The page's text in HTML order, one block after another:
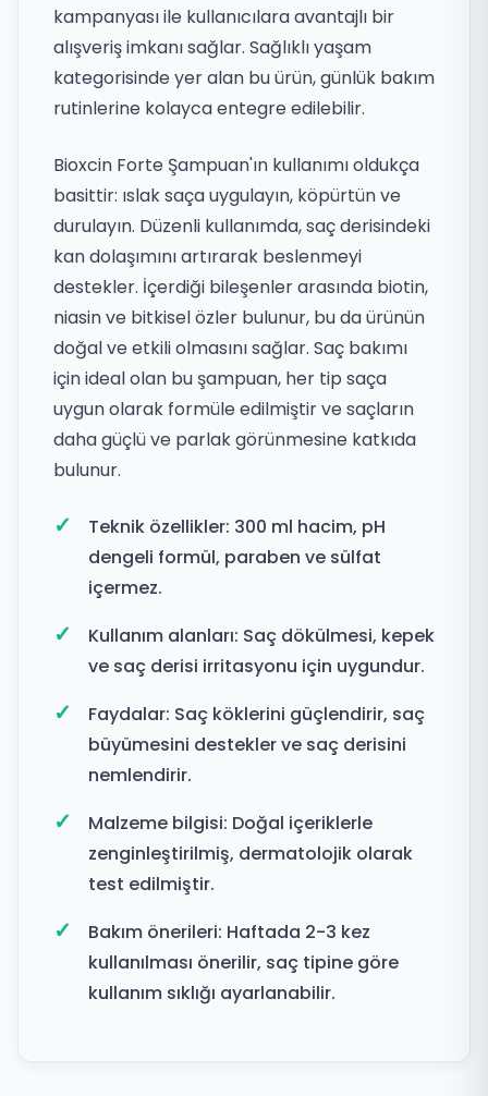
kampanyası ile kullanıcılara avantajlı bir
alışveriş imkanı sağlar. Sağlıklı yaşam
kategorisinde yer alan bu ürün, günlük bakım
rutinlerine kolayca entegre edilebilir.
Bioxcin Forte Şampuan'ın kullanımı oldukça
basittir: ıslak saça uygulayın, köpürtün ve
durulayın. Düzenli kullanımda, saç derisindeki
kan dolaşımını artırarak beslenmeyi
destekler. İçerdiği bileşenler arasında biotin,
niasin ve bitkisel özler bulunur, bu da ürünün
doğal ve etkili olmasını sağlar. Saç bakımı
için ideal olan bu şampuan, her tip saça
uygun olarak formüle edilmiştir ve saçların
daha güçlü ve parlak görünmesine katkıda
bulunur.
Teknik özellikler: 300 ml hacim, pH
dengeli formül, paraben ve sülfat
içermez.
Kullanım alanları: Saç dökülmesi, kepek
ve saç derisi irritasyonu için uygundur.
Faydalar: Saç köklerini güçlendirir, saç
büyümesini destekler ve saç derisini
nemlendirir.
Malzeme bilgisi: Doğal içeriklerle
zenginleştirilmiş, dermatolojik olarak
test edilmiştir.
Bakım önerileri: Haftada 2-3 kez
kullanılması önerilir, saç tipine göre
kullanım sıklığı ayarlanabilir.